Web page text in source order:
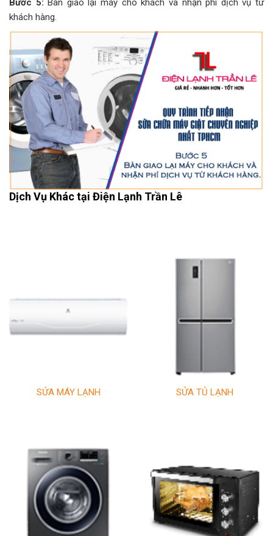
khách hàng.
Dịch Vụ Khác tại Điện Lạnh Trần Lê
SỬA MÁY LẠNH SỬA TỦ LẠNH